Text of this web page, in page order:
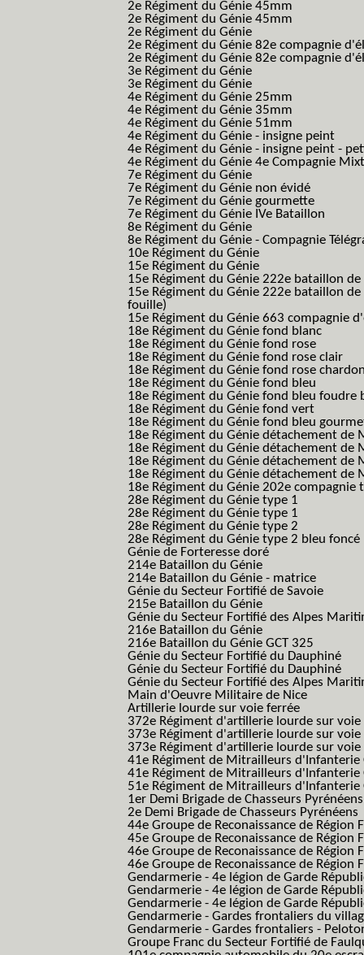
2e Régiment du Génie 45mm
2e Régiment du Génie 45mm
2e Régiment du Génie
2e Régiment du Génie 82e compagnie
2e Régiment du Génie 82e compagnie
3e Régiment du Génie
3e Régiment du Génie
4e Régiment du Génie 25mm
4e Régiment du Génie 35mm
4e Régiment du Génie 51mm
4e Régiment du Génie - insigne peint
4e Régiment du Génie - insigne peint -
4e Régiment du Génie 4e Compagnie
7e Régiment du Génie
7e Régiment du Génie non évidé
7e Régiment du Génie gourmette
7e Régiment du Génie IVe Bataillon
8e Régiment du Génie
8e Régiment du Génie - Compagnie
10e Régiment du Génie
15e Régiment du Génie
15e Régiment du Génie 222e bataillon
15e Régiment du Génie 222e bataillon
fouille)
15e Régiment du Génie 663 compagnie
18e Régiment du Génie fond blanc
18e Régiment du Génie fond rose
18e Régiment du Génie fond rose clair
18e Régiment du Génie fond rose
18e Régiment du Génie fond bleu
18e Régiment du Génie fond bleu foudre
18e Régiment du Génie fond vert
18e Régiment du Génie fond bleu
18e Régiment du Génie détachement de
18e Régiment du Génie détachement de
18e Régiment du Génie détachement de
18e Régiment du Génie détachement de
18e Régiment du Génie 202e compagnie
28e Régiment du Génie type 1
28e Régiment du Génie type 1
28e Régiment du Génie type 2
28e Régiment du Génie type 2 bleu foncé
Génie de Forteresse doré
214e Bataillon du Génie
214e Bataillon du Génie - matrice
Génie du Secteur Fortifié de Savoie
215e Bataillon du Génie
Génie du Secteur Fortifié des Alpes
216e Bataillon du Génie
216e Bataillon du Génie GCT 325
Génie du Secteur Fortifié du Dauphiné
Génie du Secteur Fortifié du Dauphiné
Génie du Secteur Fortifié des Alpes
Main d'Oeuvre Militaire de Nice
Artillerie lourde sur voie ferrée
372e Régiment d'artillerie lourde sur voie
373e Régiment d'artillerie lourde sur voie
373e Régiment d'artillerie lourde sur
41e Régiment de Mitrailleurs d'Infanterie
41e Régiment de Mitrailleurs d'Infanterie
51e Régiment de Mitrailleurs d'Infanterie
1er Demi Brigade de Chasseurs Pyrénéens
2e Demi Brigade de Chasseurs Pyrénéens
44e Groupe de Reconaissance de Région
45e Groupe de Reconaissance de Région
46e Groupe de Reconaissance de Région
46e Groupe de Reconaissance de
Gendarmerie - 4e légion de Garde
Gendarmerie - 4e légion de Garde
Gendarmerie - 4e légion de Garde
Gendarmerie - Gardes frontaliers du
Gendarmerie - Gardes frontaliers -
Groupe Franc du Secteur Fortifié de